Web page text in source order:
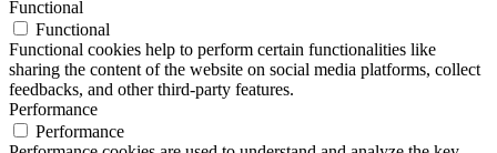
Functional
Functional
Functional cookies help to perform certain functionalities like
sharing the content of the website on social media platforms, collect
feedbacks, and other third-party features.
Performance
Performance